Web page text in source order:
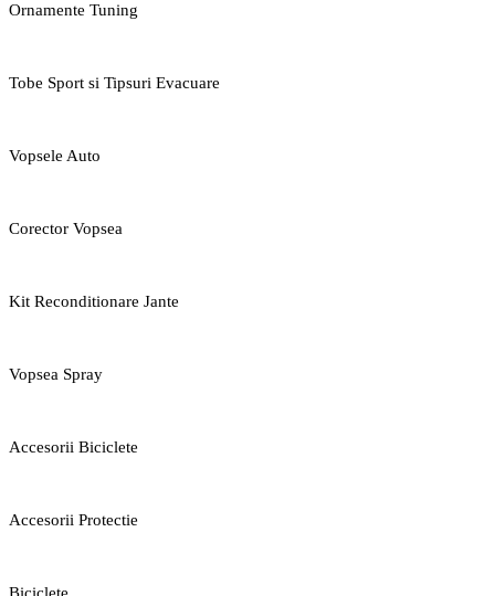
Ornamente Tuning
Tobe Sport si Tipsuri Evacuare
Vopsele Auto
Corector Vopsea
Kit Reconditionare Jante
Vopsea Spray
Accesorii Biciclete
Accesorii Protectie